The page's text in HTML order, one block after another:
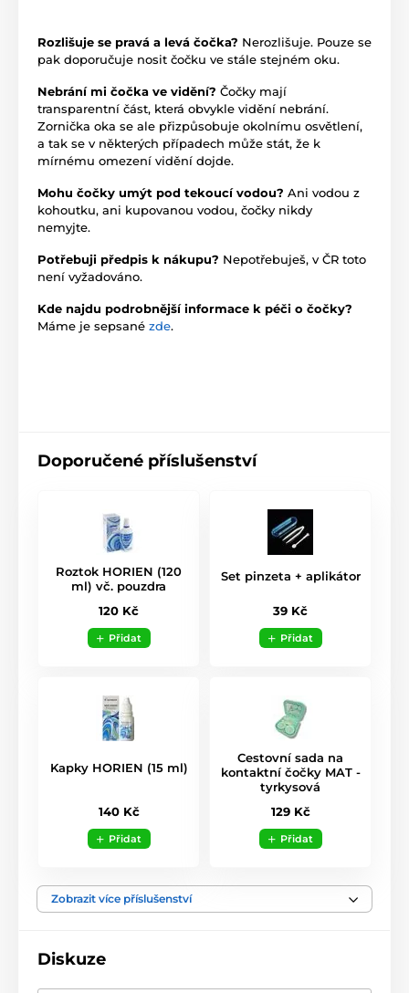
Rozlišuje se pravá a levá čočka? Nerozlišuje. Pouze se
pak doporučuje nosit čočku ve stále stejném oku.
Nebrání mi čočka ve vidění? Čočky mají
transparentní část, která obvykle vidění nebrání.
Zornička oka se ale přizpůsobuje okolnímu osvětlení,
a tak se v některých případech může stát, že k
mírnému omezení vidění dojde.
Mohu čočky umýt pod tekoucí vodou? Ani vodou z
kohoutku, ani kupovanou vodou, čočky nikdy
nemyjte.
Potřebuji předpis k nákupu? Nepotřebuješ, v ČR toto
není vyžadováno.
Kde najdu podrobnější informace k péči o čočky?
Máme je sepsané zde.
Doporučené příslušenství
Roztok HORIEN (120
ml) vč. pouzdra
120 Kč
Přidat
Set pinzeta + aplikátor
39 Kč
Přidat
Kapky HORIEN (15 ml)
140 Kč
Přidat
Cestovní sada na
kontaktní čočky MAT -
tyrkysová
129 Kč
Přidat
Zobrazit více příslušenství
Diskuze